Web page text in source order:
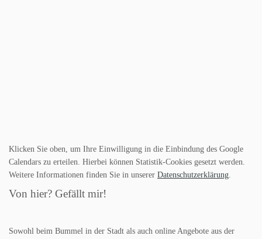
Klicken Sie oben, um Ihre Einwilligung in die Einbindung des Google
Calendars zu erteilen. Hierbei können Statistik-Cookies gesetzt werden.
Weitere Informationen finden Sie in unserer Datenschutzerklärung.
Von hier? Gefällt mir!
Sowohl beim Bummel in der Stadt als auch online Angebote aus der